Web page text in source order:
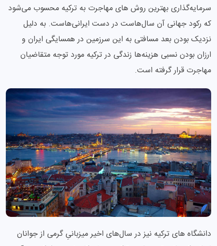
سرمایه‌گذاری بهترین روش های مهاجرت به ترکیه محسوب می‌شود
که رکود جهانی آن سال‌هاست در دست ایرانی‌هاست. به دلیل
نزدیک بودن بعد مسافتی به این سرزمین در همسایگی ایران و
ارزان بودن نسبی هزینه‌ها زندگی در ترکیه مورد توجه متقاضیان
مهاجرت قرار گرفته است.
دانشگاه های ترکیه نیز در سال‌های اخیر میزبانیِ گرمی از جوانان